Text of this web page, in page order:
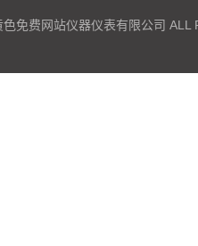
免费网站仪器仪表有限公司 ALL